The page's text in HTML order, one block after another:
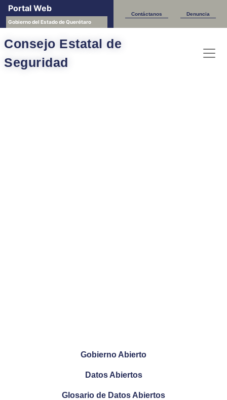
Portal Web
Gobierno del Estado de Querétaro
Contáctanos Denuncia
Consejo Estatal de
Seguridad
Gobierno Abierto
Datos Abiertos
Glosario de Datos Abiertos